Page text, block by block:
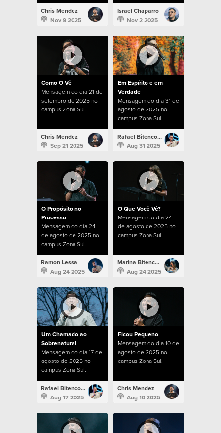
Chris Mendez
Nov 9 2025
Israel Chaparro
Nov 2 2025
Como O Vê
Mensagem do dia 21 de
setembro de 2025 no
campus Zona Sul.
Chris Mendez
Sep 21 2025
Em Espírito e em
Verdade
Mensagem do dia 31 de
agosto de 2025 no
campus Zona Sul.
Rafael Bitencourt
Aug 31 2025
O Propósito no
Processo
Mensagem do dia 24
de agosto de 2025 no
campus Zona Sul.
Ramon Lessa
Aug 24 2025
O Que Você Vê?
Mensagem do dia 24
de agosto de 2025 no
campus Zona Sul.
Marina Bitencourt
Aug 24 2025
Um Chamado ao
Sobrenatural
Mensagem do dia 17 de
agosto de 2025 no
campus Zona Sul.
Rafael Bitencourt
Aug 17 2025
Ficou Pequeno
Mensagem do dia 10 de
agosto de 2025 no
campus Zona Sul.
Chris Mendez
Aug 10 2025